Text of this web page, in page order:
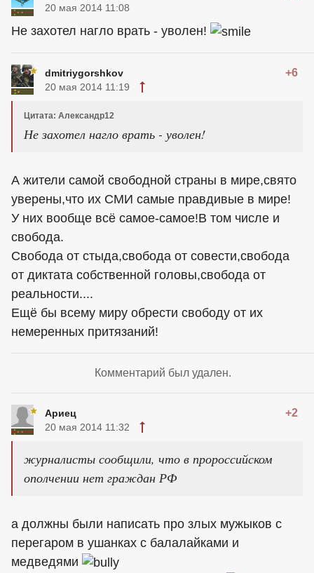
20 мая 2014 11:08
Не захотел нагло врать - уволен!
dmitriygorshkov +6
20 мая 2014 11:19
Цитата: Александр12
Не захотел нагло врать - уволен!
А жители самой свободной страны в мире,свято
уверены,что их СМИ самые правдивые в мире!
У них вообще всё самое-самое!В том числе и
свобода.
Свобода от стыда,свобода от совести,свобода
от диктата собственной головы,свобода от
реальности....
Ещё бы всему миру обрести свободу от их
немеренных притязаний!
Комментарий был удален.
Ариец +2
20 мая 2014 11:32
журналисты сообщили, что в пророссийском
ополчении нет граждан РФ
а должны были написать про злых мужыков с
перегаром в ушанках с балалайками и
медведями